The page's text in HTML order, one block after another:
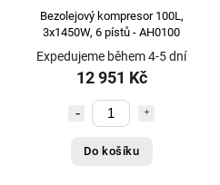
Bezolejový kompresor 100L,
3x1450W, 6 pístů - AH0100
Expedujeme během 4-5 dní
12 951 Kč
Do košíku